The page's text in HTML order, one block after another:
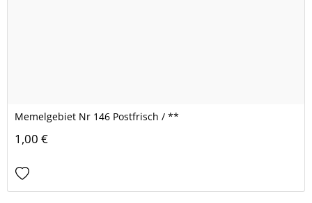
Memelgebiet Nr 146 Postfrisch / **
1,00 €